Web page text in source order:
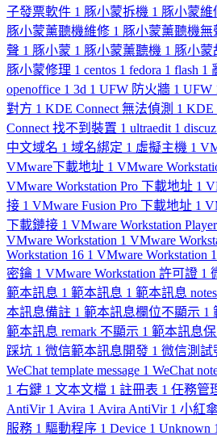
子發票軟件 1 豚小蒙拆機 1 豚小蒙維
豚小蒙薰聽機維修 1 豚小蒙薰聽機無
聲 1 豚小蒙 1 豚小蒙薰聽機 1 豚小蒙
豚小蒙修理 1 centos 1 fedora 1 flash 1
openoffice 1 3d 1 UFW 防火牆 1 UFW
對方 1 KDE Connect 無法偵測 1 KDE
Connect 找不到裝置 1 ultraedit 1 discuz
中文域名 1 域名綁定 1 虛擬主機 1
VMware下載地址 1 VMware
VMware Workstation Pro 下載地址 1
接 1 VMware Fusion Pro 下載地址 1
下載鏈接 1 VMware Workstation
VMware Workstation 1 VMware
Workstation 16 1 VMware Workstation
密鑰 1 VMware Workstation 許可證 1
範本訊息 1 範本訊息 1 範本訊息 notes
本訊息備註 1 範本訊息欄位不顯示 1
範本訊息 remark 不顯示 1 範本訊息
踩坑 1 微信範本訊息開發 1 微信測試
WeChat template message 1 WeChat
1 右鍵 1 文本文檔 1 註冊表 1 任務管
AntiVir 1 Avira 1 Avira AntiVir 1 小紅
服務 1 驅動程序 1 Device 1 Unknown 1